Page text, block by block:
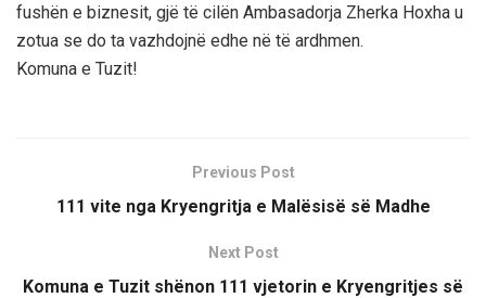
fushën e biznesit, gjë të cilën Ambasadorja Zherka Hoxha u
zotua se do ta vazhdojnë edhe në të ardhmen.
Komuna e Tuzit!
Previous Post
111 vite nga Kryengritja e Malësisë së Madhe
Next Post
Komuna e Tuzit shënon 111 vjetorin e Kryengritjes së